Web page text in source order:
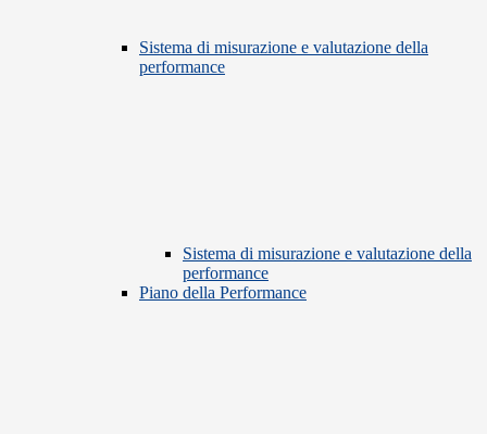
Sistema di misurazione e valutazione della
performance
Sistema di misurazione e valutazione della
performance
Piano della Performance